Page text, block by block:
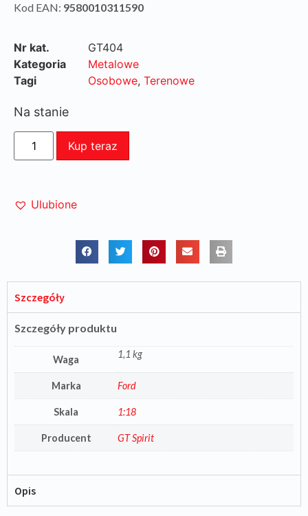
Kod EAN: 9580010311590
Nr kat.
GT404
Kategoria
Metalowe
Tagi
Osobowe, Terenowe
Na stanie
Kup teraz
Ulubione
Szczegóły
Szczegóły produktu
Waga 1,1 kg
Marka Ford
Skala 1:18
Producent GT Spirit
Opis